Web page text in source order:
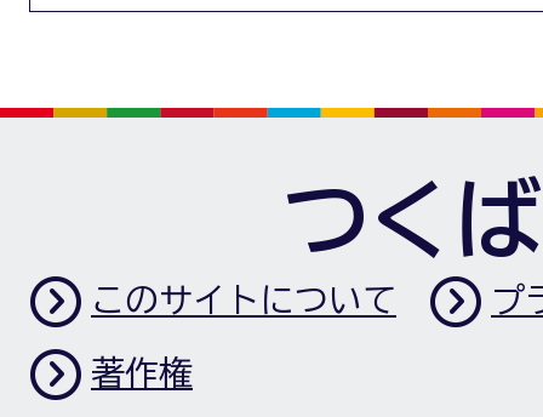
つく
このサイトについて プ
著作権